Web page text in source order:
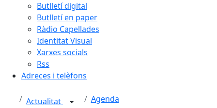
Butlletí digital
Butlletí en paper
Ràdio Capellades
Identitat Visual
Xarxes socials
Rss
Adreces i telèfons
Actualitat Agenda